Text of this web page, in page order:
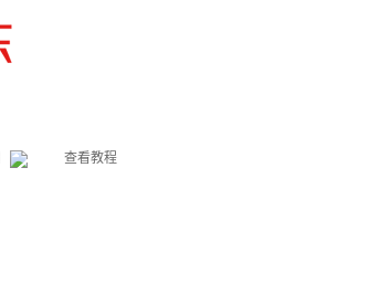
查看教程